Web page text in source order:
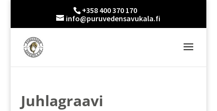
+358 400 370 170
info@puruvedensavukala.fi
Juhlagraavi